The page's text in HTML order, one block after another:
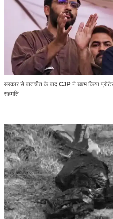
सरकार से बातचीत के बाद CJP ने खत्म किया
सहमति